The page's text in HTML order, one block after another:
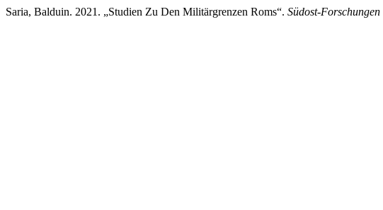
Saria, Balduin. 2021. „Studien Zu Den Militärgrenzen Roms“. Südost-Forschungen